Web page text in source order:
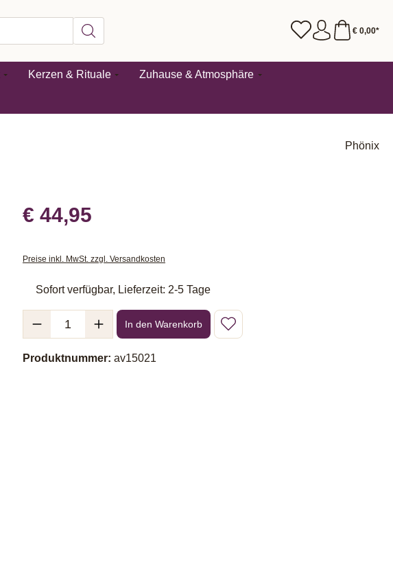
€ 0,00*
Kerzen & Rituale Zuhause & Atmosphäre
Phönix
€ 44,95
Preise inkl. MwSt. zzgl. Versandkosten
Sofort verfügbar, Lieferzeit: 2-5 Tage
Produkt Anzahl: Gib den gewünschten Wert ein oder benutze die Schaltflächen
In den Warenkorb
Produktnummer: av15021